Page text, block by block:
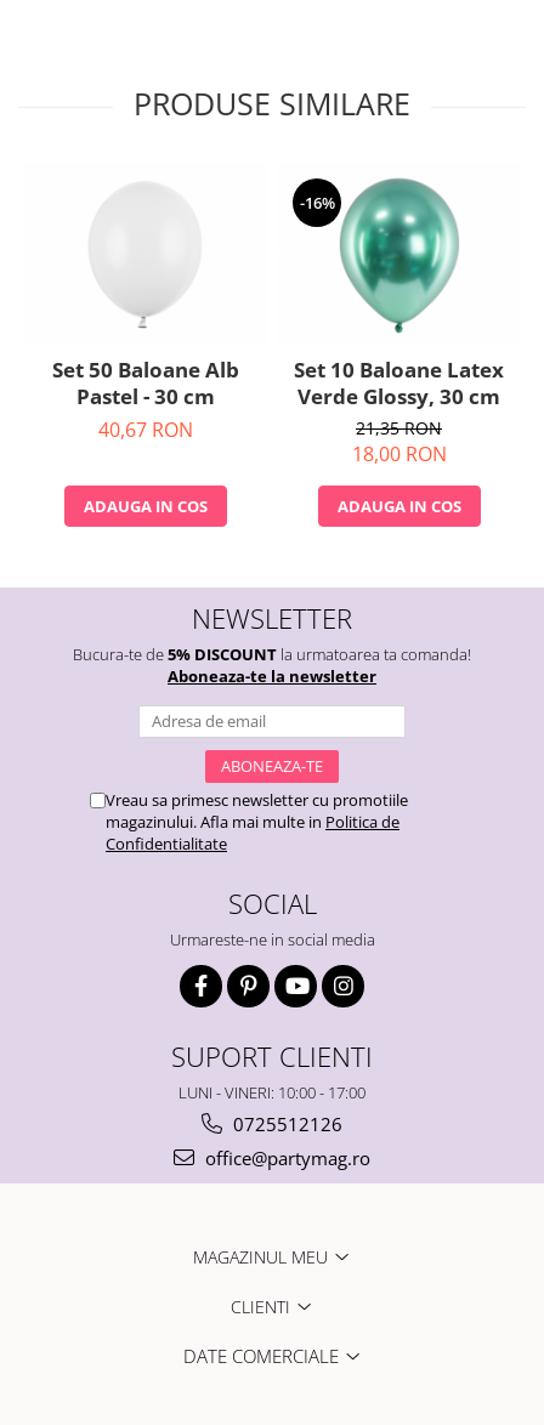
PRODUSE SIMILARE
Set 50 Baloane Alb
Pastel - 30 cm
40,67 RON
ADAUGA IN COS
-16%
Set 10 Baloane Latex
Verde Glossy, 30 cm
21,35 RON
18,00 RON
ADAUGA IN COS
NEWSLETTER
Bucura-te de5% DISCOUNT la urmatoarea ta comanda!
Aboneaza-te la newsletter
Vreau sa primesc newsletter cu promotiile
magazinului. Afla mai multe in Politica de
Confidentialitate
SOCIAL
Urmareste-ne in social media
SUPORT CLIENTI
LUNI - VINERI: 10:00 - 17:00
0725512126
office@partymag.ro
MAGAZINUL MEU
CLIENTI
DATE COMERCIALE